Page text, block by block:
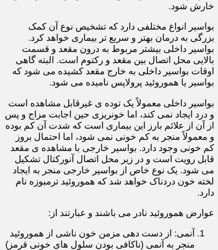
خارش شود.
بواسیر انواع مختلفی دارد که تشخیص نوع آن کمک
بزرگی به درمان بهتر و سریع تر بیماری خواهد کرد.
بواسیر داخلی بیشتر مربوط به درون مقعد و قسمت
بالایی محل اتصال بین مقعد و رکتوم است. البته گاهی
اوقات بواسیر داخلی به خارج مقعد کشیده می شود که
بواسیر یا هموروئید پرولاپس نامیده می شود.
بواسیر داخلی معمولاً یک توده ی غیرقابل مشاهده است
و درد ایجاد نمی کند، اما خونریزی حین اجابت مزاج و پس
از آن از علائم بارز این بیماری است که شدت آن کم بوده
و معمولاً منجر به کم خونی نمی شود، اما احتمال بروز
کم خونی وجود دارد. بواسیر خارجی با مشاهده ی مقعد
قابل رویت است و در زیر محل اتصال آنورکتال تشکیل
می شود. یک نوع خاص از بواسیر خارجی منجر به ایجاد
لخته خون دردناک خواهد شد که هموروئید ترمبوزه نام
دارد.
عوارض هموروئید نادر می باشند و عبارتند از:
آنمی: از دست دهی مزمن خون ناشی از هموروئید
منجر به آنمی (ناکافی بودن سلول های خونی قرمز)